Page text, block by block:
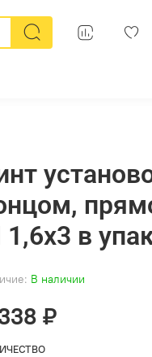
В наличии
1,6х3 в
₽